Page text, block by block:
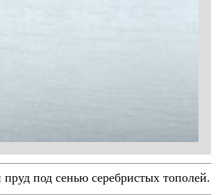
под сенью серебристых тополей.